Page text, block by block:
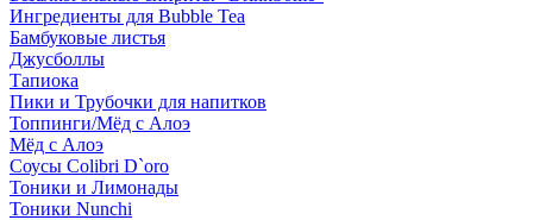
Ингредиенты для Bubble Tea
Бамбуковые листья
Джусболлы
Тапиока
Пики и Трубочки для напитков
Топпинги/Мёд с Алоэ
Мёд с Алоэ
Соусы Colibri D`oro
Тоники и Лимонады
Тоники Nunchi